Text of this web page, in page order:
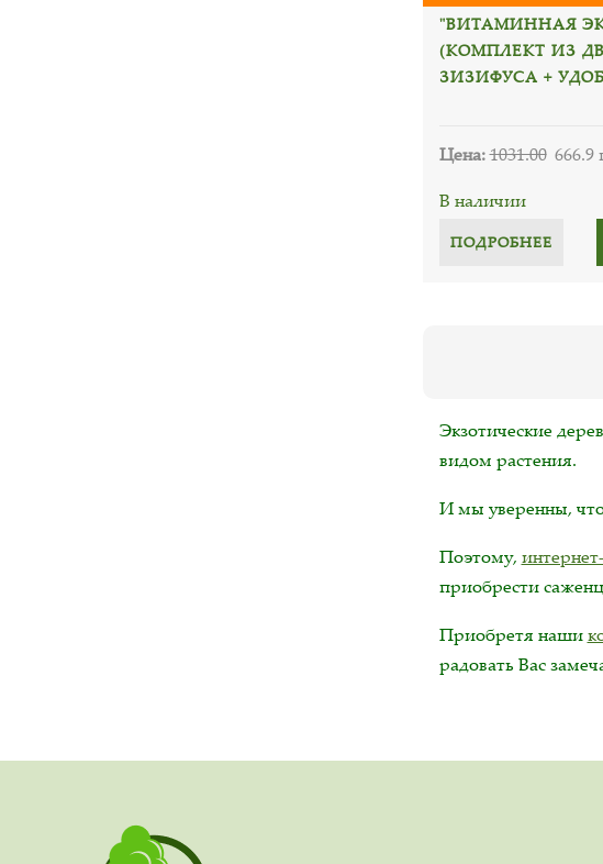
"ВИТАМИННАЯ
(КОМПЛЕКТ ИЗ
ЗИЗИФУСА +
Цена:1031.00 666.9
В наличии
ПОДРОБНЕЕ
Экзотические
видом растения.
И мы уверенны, что
Поэтому,
приобрести
Приобретя наши
радовать Вас